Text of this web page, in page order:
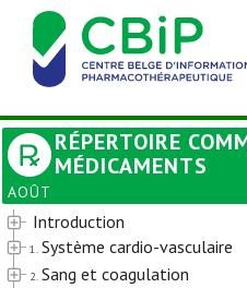
RÉPERTOIRE
MÉDICAMENTS
AOÛT
Introduction
1. Système cardio-vasculaire
2. Sang et coagulation